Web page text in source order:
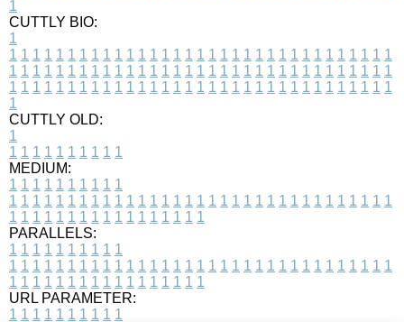
1
CUTTLY BIO:
1
1 1 1 1 1 1 1 1 1 1 1 1 1 1 1 1 1 1 1 1 1 1 1 1 1 1 1 1 1 1 1 1 1
1 1 1 1 1 1 1 1 1 1 1 1 1 1 1 1 1 1 1 1 1 1 1 1 1 1 1 1 1 1 1 1 1
1 1 1 1 1 1 1 1 1 1 1 1 1 1 1 1 1 1 1 1 1 1 1 1 1 1 1 1 1 1 1 1 1
1
CUTTLY OLD:
1
1 1 1 1 1 1 1 1 1 1
MEDIUM:
1 1 1 1 1 1 1 1 1 1
1 1 1 1 1 1 1 1 1 1 1 1 1 1 1 1 1 1 1 1 1 1 1 1 1 1 1 1 1 1 1 1 1
1 1 1 1 1 1 1 1 1 1 1 1 1 1 1 1 1
PARALLELS:
1 1 1 1 1 1 1 1 1 1
1 1 1 1 1 1 1 1 1 1 1 1 1 1 1 1 1 1 1 1 1 1 1 1 1 1 1 1 1 1 1 1 1
1 1 1 1 1 1 1 1 1 1 1 1 1 1 1 1 1
URL PARAMETER:
1 1 1 1 1 1 1 1 1 1